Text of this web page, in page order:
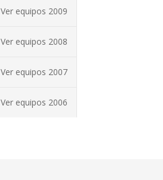
Ver equipos 2009
Ver equipos 2008
Ver equipos 2007
Ver equipos 2006